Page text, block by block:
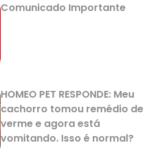
Comunicado Importante
HOMEO PET RESPONDE: Meu
cachorro tomou remédio de
verme e agora está
vomitando. Isso é normal?